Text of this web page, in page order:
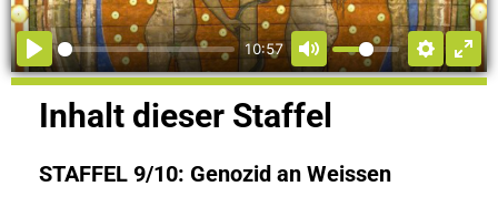
10:57
Inhalt dieser Staffel
STAFFEL 9/10: Genozid an Weissen